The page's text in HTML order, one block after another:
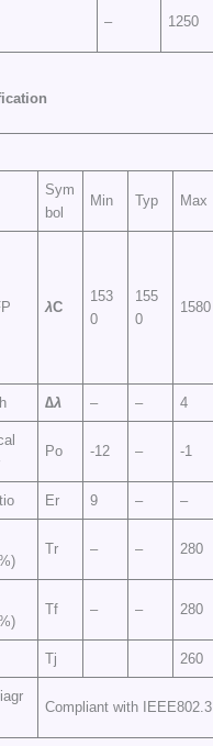
– 1250
Sym
bol
Min Typ Max
λC
153
0
155
0
1580
∆λ – – 4
Po -12 – -1
Er 9 – –
Tr – – 280
Tf – – 280
Tj 260
Compliant with IEEE802.3